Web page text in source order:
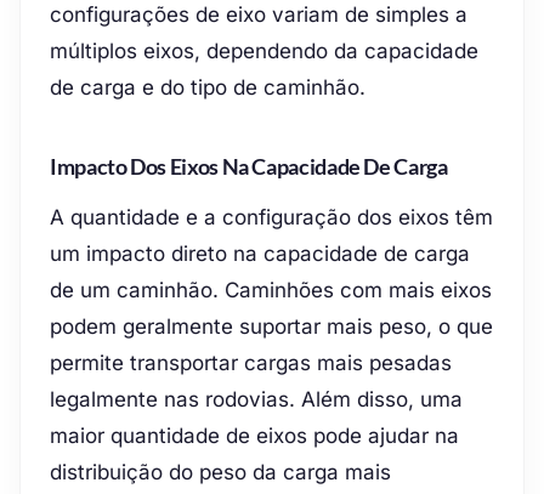
configurações de eixo variam de simples a
múltiplos eixos, dependendo da capacidade
de carga e do tipo de caminhão.
Impacto Dos Eixos Na Capacidade De Carga
A quantidade e a configuração dos eixos têm
um impacto direto na capacidade de carga
de um caminhão. Caminhões com mais eixos
podem geralmente suportar mais peso, o que
permite transportar cargas mais pesadas
legalmente nas rodovias. Além disso, uma
maior quantidade de eixos pode ajudar na
distribuição do peso da carga mais